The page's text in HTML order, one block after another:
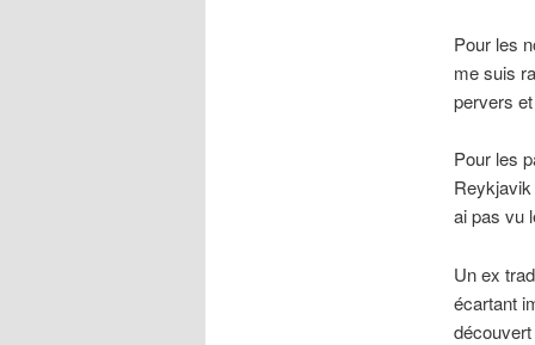
Pour les
me suis
pervers
Pour les
Reykjavik
ai pas vu
Un ex
écartant